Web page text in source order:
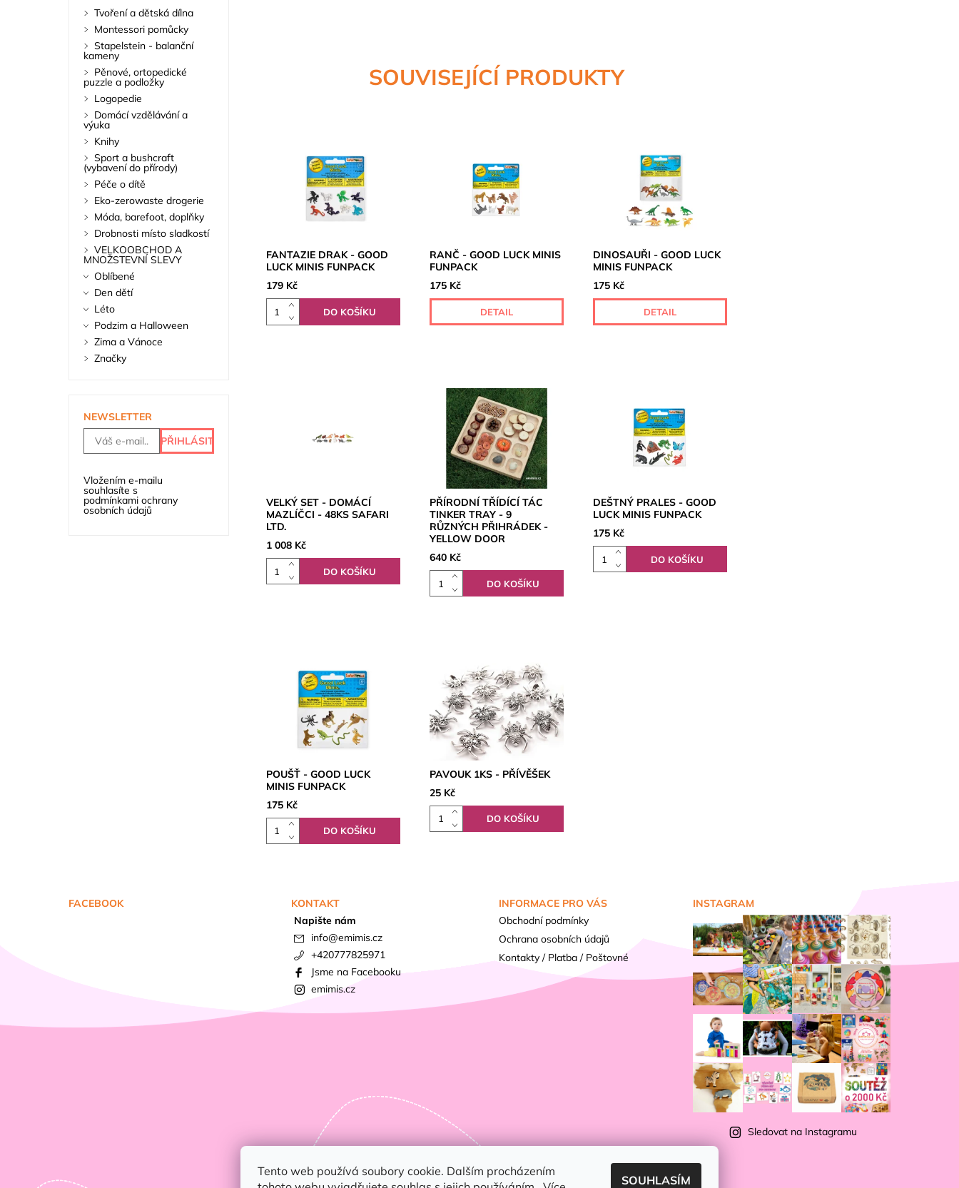
SOUVISEJÍCÍ PRODUKTY
FANTAZIE DRAK - GOOD
LUCK MINIS FUNPACK
179 Kč
RANČ - GOOD LUCK MINIS
FUNPACK
175 Kč
DETAIL
DINOSAUŘI - GOOD LUCK
MINIS FUNPACK
175 Kč
DETAIL
VELKÝ SET - DOMÁCÍ
MAZLÍČCI - 48KS SAFARI
LTD.
1 008 Kč
PŘÍRODNÍ TŘÍDÍCÍ TÁC
TINKER TRAY - 9
RŮZNÝCH PŘIHRÁDEK -
YELLOW DOOR
640 Kč
DEŠTNÝ PRALES - GOOD
LUCK MINIS FUNPACK
175 Kč
POUŠŤ - GOOD LUCK
MINIS FUNPACK
175 Kč
PAVOUK 1KS - PŘÍVĚŠEK
25 Kč
Tvoření a dětská dílna
Montessori pomůcky
Stapelstein - balanční
kameny
Pěnové, ortopedické
puzzle a podložky
Logopedie
Domácí vzdělávání a
výuka
Knihy
Sport a bushcraft
(vybavení do přírody)
Péče o dítě
Eko-zerowaste drogerie
Móda, barefoot, doplňky
Drobnosti místo sladkostí
VELKOOBCHOD A
MNOŽSTEVNÍ SLEVY
Oblíbené
Den dětí
Léto
Podzim a Halloween
Zima a Vánoce
Značky
NEWSLETTER
Vložením e-mailu
souhlasíte s
podmínkami ochrany
osobních údajů
FACEBOOK
KONTAKT
Napište nám
info@emimis.cz
+420777825971
Jsme na Facebooku
emimis.cz
INFORMACE PRO VÁS
Obchodní podmínky
Ochrana osobních údajů
Kontakty / Platba / Poštovné
INSTAGRAM
Sledovat na Instagramu
Tento web používá soubory cookie. Dalším procházením
SOUHLASÍM